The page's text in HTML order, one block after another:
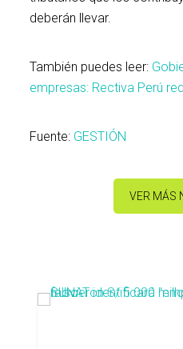
deberán llevar.
También puedes leer:
empresas: Rectiva Perú
Fuente: GESTIÓN
VER MÁS